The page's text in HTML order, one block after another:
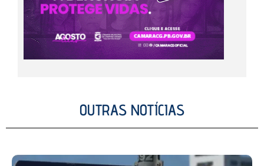
OUTRAS NOTÍCIAS